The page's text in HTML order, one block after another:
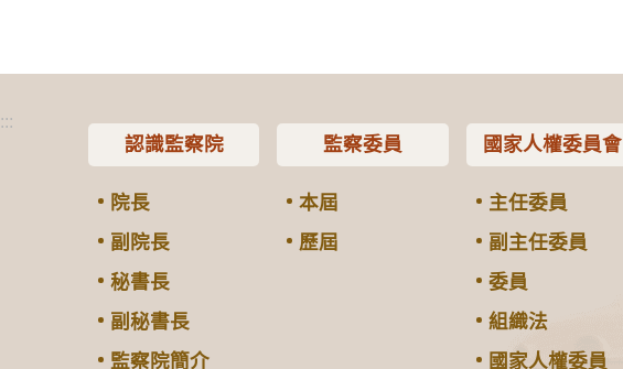
:::
認識監察院
院長
副院長
秘書長
副秘書長
監察院簡介
監察委員
本屆
歷屆
國家人權委員會
主任委員
副主任委員
委員
組織法
國家人權委員